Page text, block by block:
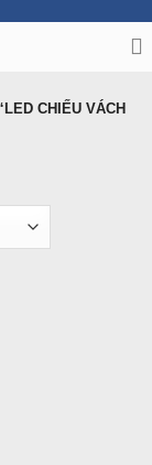
CHIẾU VÁCH